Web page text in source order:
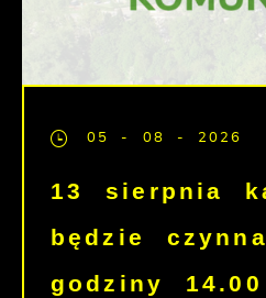
05 - 08 - 2026
13 sierpnia
będzie
godziny 14.00